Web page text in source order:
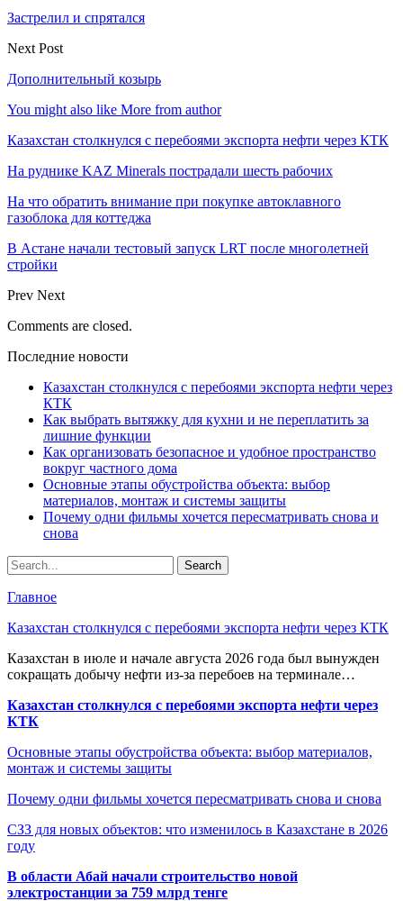
Застрелил и спрятался
Next Post
Дополнительный козырь
You might also like More from author
Казахстан столкнулся с перебоями экспорта нефти через КТК
На руднике KAZ Minerals пострадали шесть рабочих
На что обратить внимание при покупке автоклавного
газоблока для коттеджа
В Астане начали тестовый запуск LRT после многолетней
стройки
Prev Next
Comments are closed.
Последние новости
Казахстан столкнулся с перебоями экспорта нефти через
КТК
Как выбрать вытяжку для кухни и не переплатить за
лишние функции
Как организовать безопасное и удобное пространство
вокруг частного дома
Основные этапы обустройства объекта: выбор
материалов, монтаж и системы защиты
Почему одни фильмы хочется пересматривать снова и
снова
Главное
Казахстан столкнулся с перебоями экспорта нефти через КТК
Казахстан в июле и начале августа 2026 года был вынужден
сокращать добычу нефти из-за перебоев на терминале…
Казахстан столкнулся с перебоями экспорта нефти через
КТК
Основные этапы обустройства объекта: выбор материалов,
монтаж и системы защиты
Почему одни фильмы хочется пересматривать снова и снова
СЗЗ для новых объектов: что изменилось в Казахстане в 2026
году
В области Абай начали строительство новой
электростанции за 759 млрд тенге